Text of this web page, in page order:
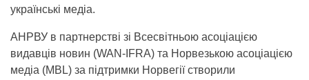
українські медіа.
АНРВУ в партнерстві зі Всесвітньою асоціацією
видавців новин (WAN-IFRA) та Норвезькою асоціацією
медіа (MBL) за підтримки Норвегії створили